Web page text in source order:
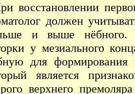
восстановлении
должен
и выше нёбного.
у мезиального
для формирования
является
верхнего